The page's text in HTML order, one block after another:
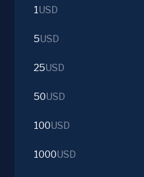
1USD
5USD
25USD
50USD
100USD
1000USD